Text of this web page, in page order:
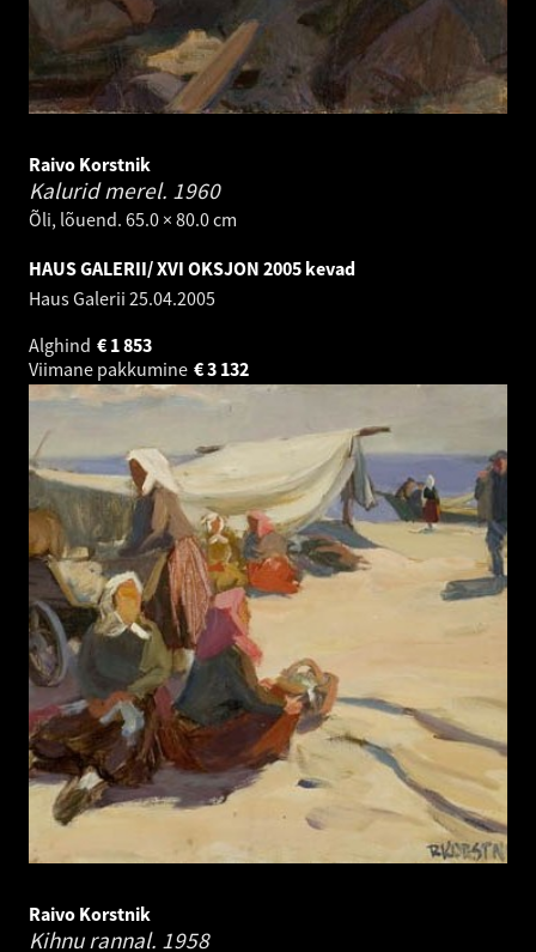
Raivo Korstnik
Kalurid merel. 1960
Õli, lõuend. 65.0 × 80.0 cm
HAUS GALERII/ XVI OKSJON 2005 kevad
Haus Galerii 25.04.2005
Alghind
1 853
€
Viimane pakkumine
3 132
€
Raivo Korstnik
Kihnu rannal. 1958